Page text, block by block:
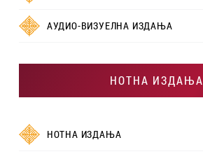
АУДИО-ВИЗУЕЛНА ИЗДАЊА
НОТНА ИЗДАЊА
НОТНА ИЗДАЊА